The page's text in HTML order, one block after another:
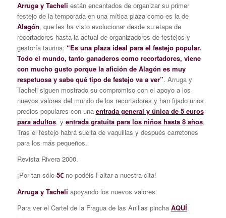
Arruga y Tacheli están encantados de organizar su primer
festejo de la temporada en una mítica plaza como es la de
Alagón, que les ha visto evolucionar desde su etapa de
recortadores hasta la actual de organizadores de festejos y
gestoría taurina: “Es una plaza ideal para el festejo popular.
Todo el mundo, tanto ganaderos como recortadores, viene
con mucho gusto porque la afición de Alagón es muy
respetuosa y sabe qué tipo de festejo va a ver”. Arruga y
Tacheli siguen mostrado su compromiso con el apoyo a los
nuevos valores del mundo de los recortadores y han fijado unos
precios populares con una entrada general y única de 5 euros
para adultos, y entrada gratuita para los niños hasta 8 años.
Tras el festejo habrá suelta de vaquillas y después carretones
para los más pequeños.
Revista Rivera 2000.
¡Por tan sólo 5€no podéis Faltar a nuestra cita!
Arruga y Tacheli apoyando los nuevos valores.
Para ver el Cartel de la Fragua de las Anillas pincha AQUÍ.